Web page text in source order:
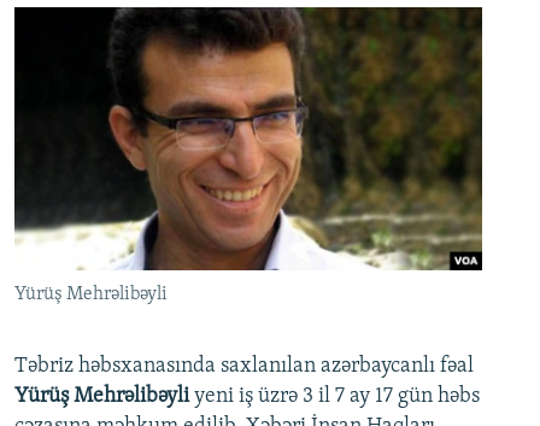
Yürüş Mehrəlibəyli
Təbriz həbsxanasında saxlanılan azərbaycanlı fəal
Yürüş Mehrəlibəyliyeni iş üzrə 3 il 7 ay 17 gün həbs